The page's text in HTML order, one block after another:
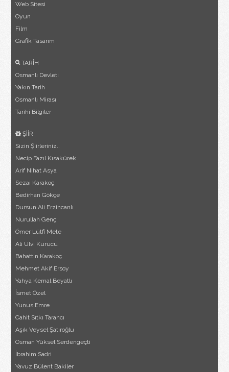
Web Sitesi
Oyun
Film
Grafik Tasarım
TARİH
Osmanlı Devleti
Yakın Tarih
Osmanlı Mirası
Tarihi Bilgiler
ŞİİR
Sizin Şiirleriniz..
Necip Fazıl Kısakürek
Arif Nihat Asya
Sezai Karakoç
Bedirhan Gökçe
Dursun Ali Erzincanlı
Nurullah Genç
Ömer Lütfi Mete
Ali Ulvi Kurucu
Bahattin Karakoç
Mehmet Akif Ersoy
Yahya Kemal Beyatlı
İsmet Özel
Yunus Emre
Cahit Sıtkı Tarancı
Aşık Veysel Şatıroğlu
Osman Yüksel Serdengeçti
İbrahim Sadri
Yavuz Bülent Bakiler